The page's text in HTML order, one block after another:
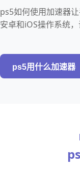
ps5如何使用加速器
安卓和iOS操作系统
ps5用什么加速器